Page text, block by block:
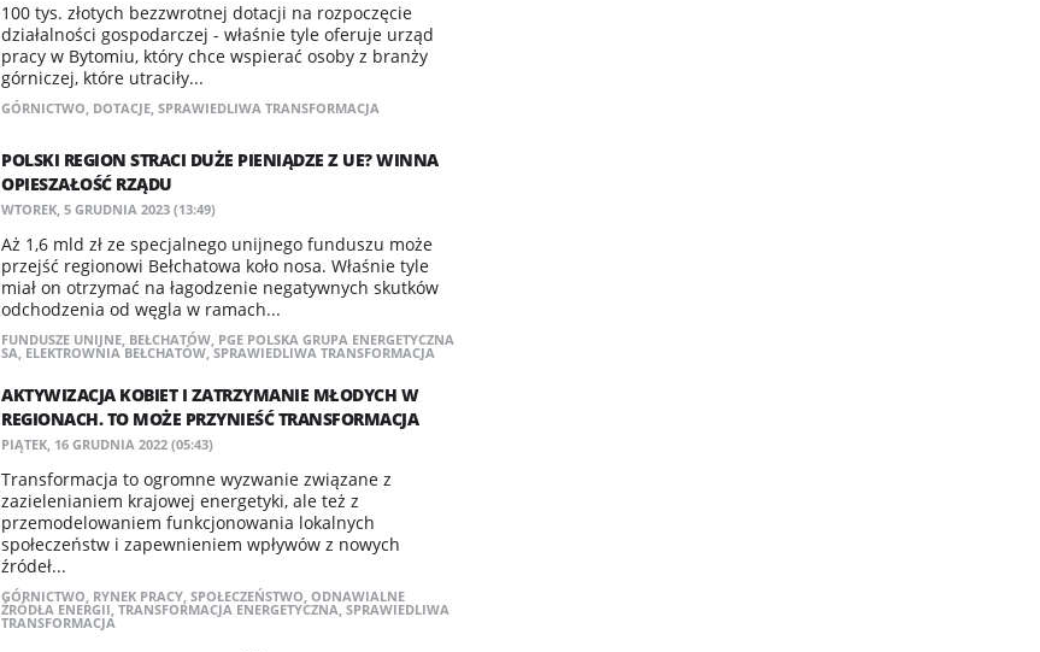
100 tys. złotych bezzwrotnej dotacji na rozpoczęcie
działalności gospodarczej - właśnie tyle oferuje urząd
pracy w Bytomiu, który chce wspierać osoby z branży
górniczej, które utraciły...
GÓRNICTWO, DOTACJE, SPRAWIEDLIWA TRANSFORMACJA
POLSKI REGION STRACI DUŻE PIENIĄDZE Z UE? WINNA
OPIESZAŁOŚĆ RZĄDU
WTOREK, 5 GRUDNIA 2023 (13:49)
Aż 1,6 mld zł ze specjalnego unijnego funduszu może
przejść regionowi Bełchatowa koło nosa. Właśnie tyle
miał on otrzymać na łagodzenie negatywnych skutków
odchodzenia od węgla w ramach...
FUNDUSZE UNIJNE, BEŁCHATÓW, PGE POLSKA GRUPA ENERGETYCZNA
SA, ELEKTROWNIA BEŁCHATÓW,SPRAWIEDLIWA TRANSFORMACJA
AKTYWIZACJA KOBIET I ZATRZYMANIE MŁODYCH W
REGIONACH. TO MOŻE PRZYNIEŚĆ TRANSFORMACJA
PIĄTEK, 16 GRUDNIA 2022 (05:43)
Transformacja to ogromne wyzwanie związane z
zazielenianiem krajowej energetyki, ale też z
przemodelowaniem funkcjonowania lokalnych
społeczeństw i zapewnieniem wpływów z nowych
źródeł...
GÓRNICTWO, RYNEK PRACY, SPOŁECZEŃSTWO, ODNAWIALNE
ŹRÓDŁA ENERGII, TRANSFORMACJA ENERGETYCZNA, SPRAWIEDLIWA
TRANSFORMACJA